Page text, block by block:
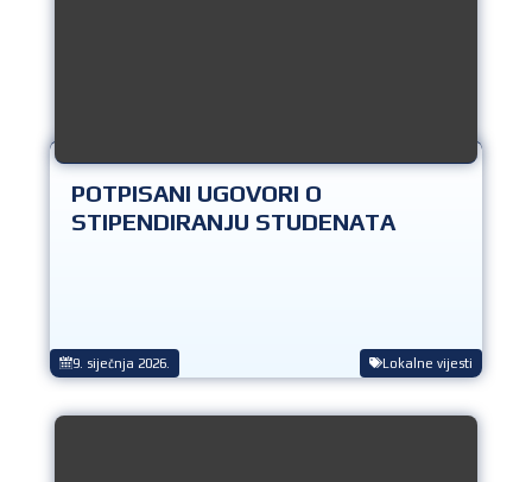
POTPISANI UGOVORI O
STIPENDIRANJU STUDENATA
9. siječnja 2026. Lokalne vijesti